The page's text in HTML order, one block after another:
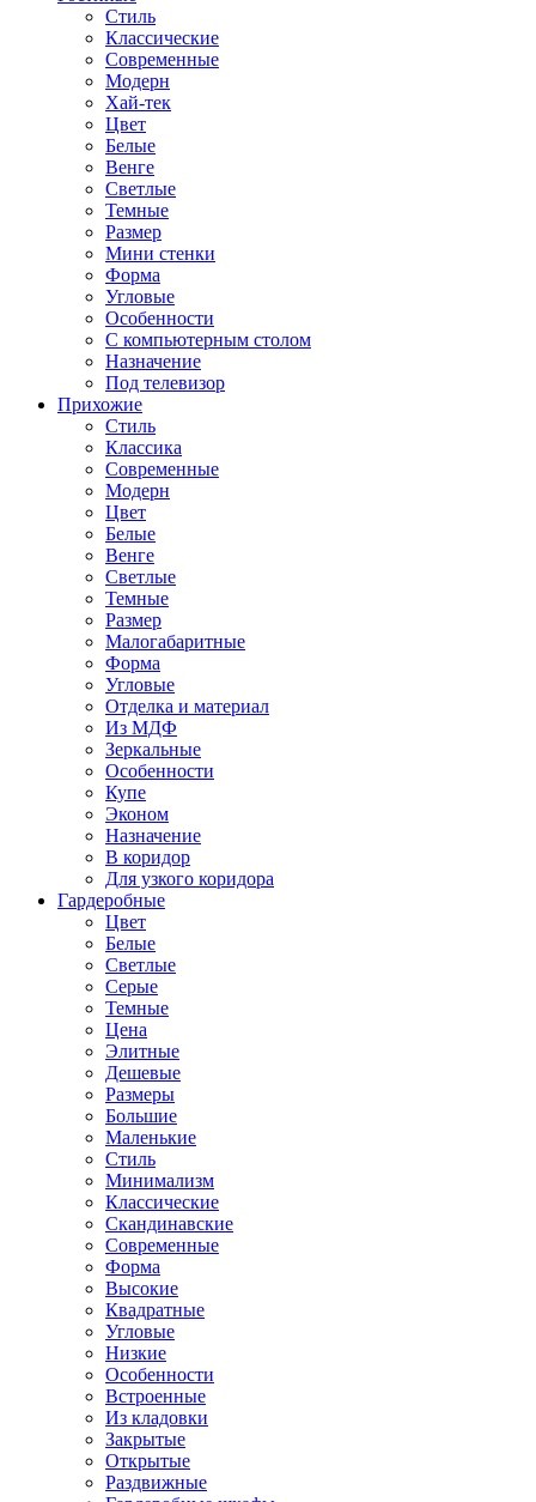
Стиль
Классические
Современные
Модерн
Хай-тек
Цвет
Белые
Венге
Светлые
Темные
Размер
Мини стенки
Форма
Угловые
Особенности
С компьютерным столом
Назначение
Под телевизор
Прихожие
Стиль
Классика
Современные
Модерн
Цвет
Белые
Венге
Светлые
Темные
Размер
Малогабаритные
Форма
Угловые
Отделка и материал
Из МДФ
Зеркальные
Особенности
Купе
Эконом
Назначение
В коридор
Для узкого коридора
Гардеробные
Цвет
Белые
Светлые
Серые
Темные
Цена
Элитные
Дешевые
Размеры
Большие
Маленькие
Стиль
Минимализм
Классические
Скандинавские
Современные
Форма
Высокие
Квадратные
Угловые
Низкие
Особенности
Встроенные
Из кладовки
Закрытые
Открытые
Раздвижные